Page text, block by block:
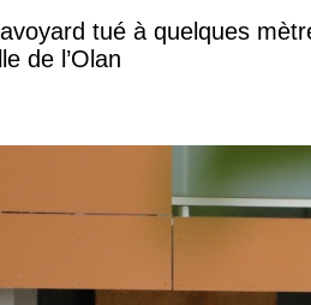
tué à quelques
de l’Olan